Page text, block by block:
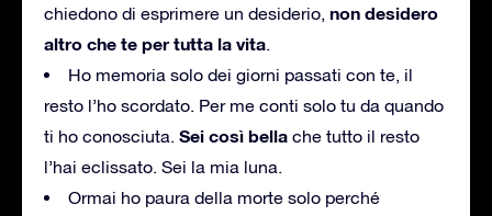
chiedono di esprimere un desiderio, non desidero
altro che te per tutta la vita.
Ho memoria solo dei giorni passati con te, il
resto l’ho scordato. Per me conti solo tu da quando
ti ho conosciuta. Sei così bella che tutto il resto
l’hai eclissato. Sei la mia luna.
Ormai ho paura della morte solo perché